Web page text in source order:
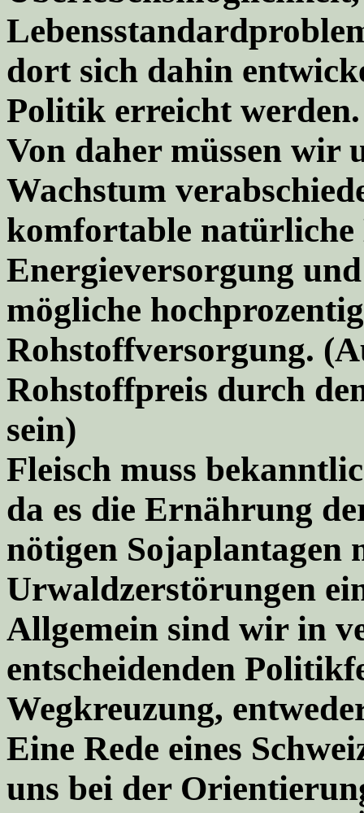
dort sich dahin
Politik erreicht werden.
Von daher müssen wir
Wachstum
komfortable natürliche
Energieversorgung
mögliche
Rohstoffversorgung.
Rohstoffpreis durch
sein)
Fleisch muss
da es die Ernährung
nötigen Sojaplantagen
Urwaldzerstörungen
Allgemein sind wir in
entscheidenden
Wegkreuzung,
Eine Rede eines
uns bei der